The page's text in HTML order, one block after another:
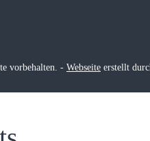
vorbehalten. - Webseiteerstellt